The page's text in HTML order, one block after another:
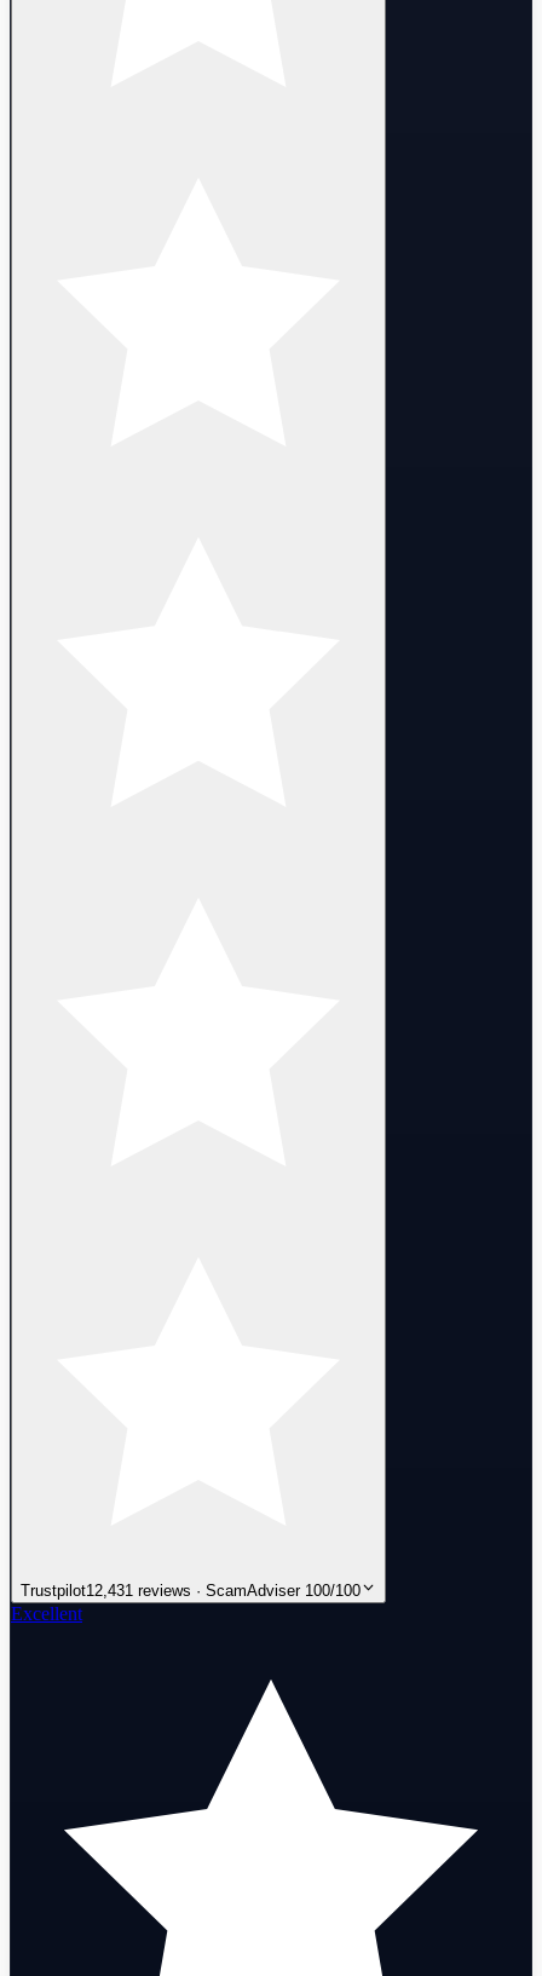
Trustpilot12,431 reviews · ScamAdviser 100/100
Excellent